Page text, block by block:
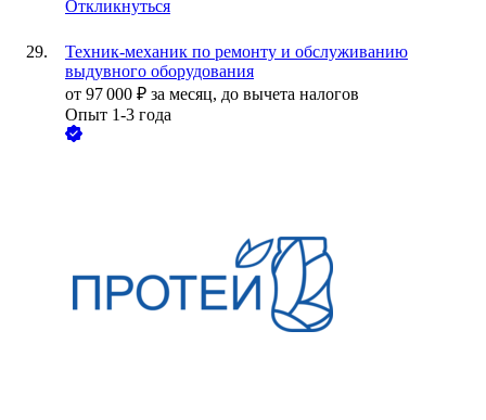
Откликнуться
Техник-механик по ремонту и обслуживанию
выдувного оборудования
от 97 000 ₽ за месяц, до вычета налогов
Опыт 1-3 года